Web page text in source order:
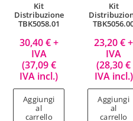
Kit
Distribuzione
TBK5058.01
30,40€+
IVA
(37,09€
IVA incl.)
Aggiungi
al
carrello
Kit
23,20€+
IVA
(28,30€
IVA incl.)
Aggiungi
al
carrello